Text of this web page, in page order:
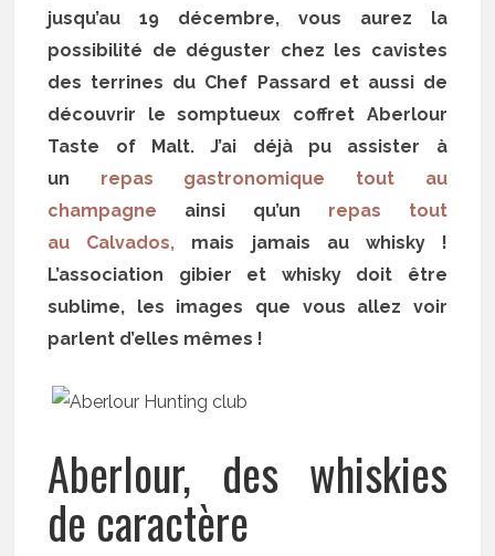
jusqu’au 19 décembre, vous aurez la
possibilité de déguster chez les cavistes
des terrines du Chef Passard et aussi de
découvrir le somptueux coffret Aberlour
Taste of Malt. J’ai déjà pu assister à
un repas gastronomique tout au
champagne ainsi qu’un repas tout
au Calvados, mais jamais au whisky !
L’association gibier et whisky doit être
sublime, les images que vous allez voir
parlent d’elles mêmes !
Aberlour, des whiskies
de caractère